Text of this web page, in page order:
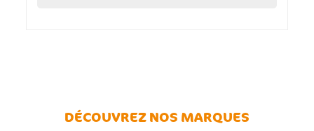
DÉCOUVREZ NOS MARQUES